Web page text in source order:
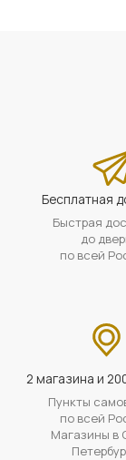
Бесплатная
Быстрая
до
по всей
2 магазина и
Пункты
по всей
Магазины в